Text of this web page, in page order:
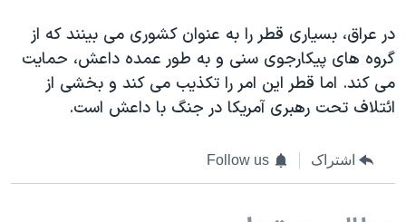
در عراق، بسیاری قطر را به عنوان کشوری می بینند که از
گروه های پیکارجوی سنی و به طور عمده داعش، حمایت
می کند. اما قطر این امر را تکذیب می کند و بخشی از
ائتلاف تحت رهبری آمریکا در جنگ با داعش است.
اشتراک Follow us